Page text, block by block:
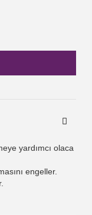
yardımcı olaca
engeller.